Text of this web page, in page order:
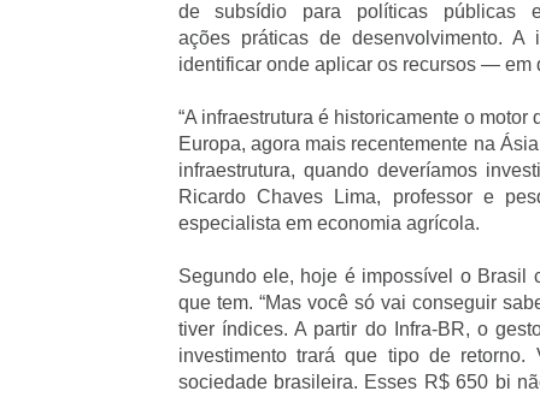
de subsídio para políticas públicas
ações práticas de desenvolvimento.
identificar onde aplicar os recursos — em
“A infraestrutura é historicamente o
Europa, agora mais recentemente na
infraestrutura, quando deveríamos
Ricardo Chaves Lima, professor e
especialista em economia agrícola.
Segundo ele, hoje é impossível o Brasil
que tem. “Mas você só vai conseguir
tiver índices. A partir do Infra-BR, o
investimento trará que tipo de
sociedade brasileira. Esses R$ 650 bi